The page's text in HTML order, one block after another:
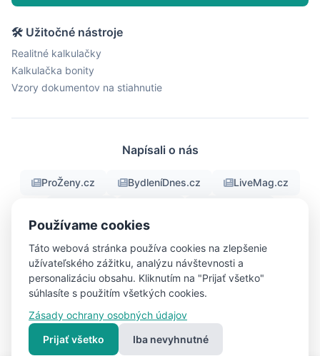
🛠 Užitočné nástroje
Realitné kalkulačky
Kalkulačka bonity
Vzory dokumentov na stiahnutie
Napísali o nás
ProŽeny.cz BydleníDnes.cz LiveMag.cz
Objektiv24.cz
© 2026 RealFree.sk - Všetky práva vyhradené
Nastavenia
Vytvorené s ❤ pre lepšie bývanie | Vytvoril
Pavel Jirouš
Používame cookies
Táto webová stránka používa cookies na zlepšenie
užívateľského zážitku, analýzu návštevnosti a
personalizáciu obsahu. Kliknutím na "Prijať všetko"
súhlasíte s použitím všetkých cookies.
Zásady ochrany osobných údajov
Prijať všetko
Iba nevyhnutné